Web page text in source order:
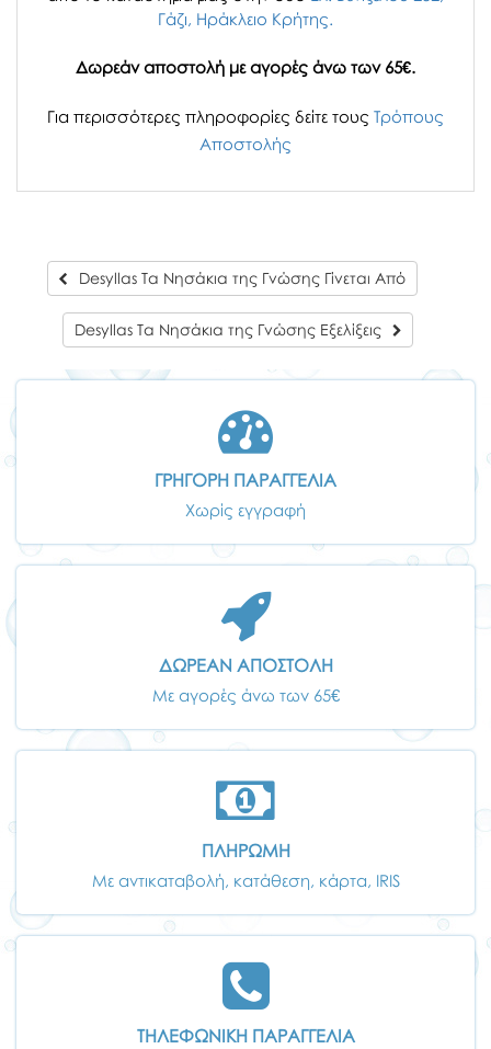
Γάζι, Ηράκλειο Κρήτης.
Δωρεάν αποστολή με αγορές άνω των 65€.
Για περισσότερες πληροφορίες δείτε τους Τρόπους
Αποστολής
Desyllas Τα Νησάκια της Γνώσης Γίνεται Aπό
Desyllas Τα Νησάκια της Γνώσης Εξελίξεις
ΓΡΗΓΟΡΗ ΠΑΡΑΓΓΕΛΙΑ
Χωρίς εγγραφή
ΔΩΡΕΑΝ ΑΠΟΣΤΟΛΗ
Με αγορές άνω των 65€
ΠΛΗΡΩΜΗ
Με αντικαταβολή, κατάθεση, κάρτα, IRIS
ΤΗΛΕΦΩΝΙΚΗ ΠΑΡΑΓΓΕΛΙΑ